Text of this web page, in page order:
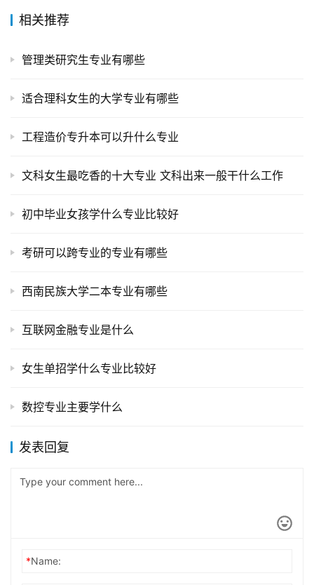
相关推荐
管理类研究生专业有哪些
适合理科女生的大学专业有哪些
工程造价专升本可以升什么专业
文科女生最吃香的十大专业 文科出来一般干什么工作
初中毕业女孩学什么专业比较好
考研可以跨专业的专业有哪些
西南民族大学二本专业有哪些
互联网金融专业是什么
女生单招学什么专业比较好
数控专业主要学什么
发表回复
*Name: